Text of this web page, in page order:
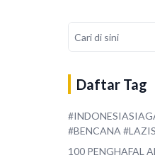
Daftar Tag
#BENCANA
100 PENGHAFAL